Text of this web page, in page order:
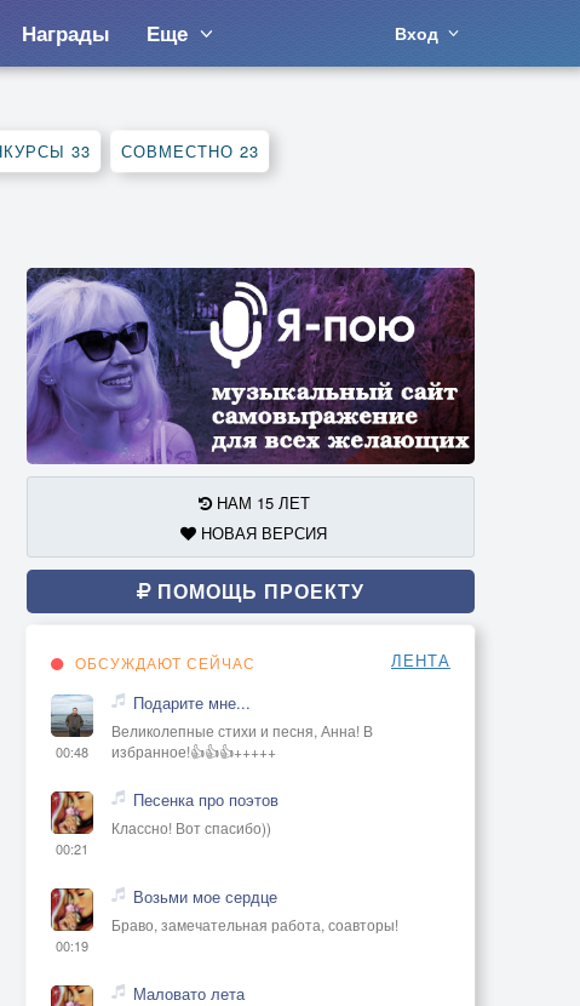
Награды Еще Вход
33 СОВМЕСТНО 23
НАМ 15 ЛЕТ
НОВАЯ ВЕРСИЯ
ПОМОЩЬ ПРОЕКТУ
ОБСУЖДАЮТ СЕЙЧАС ЛЕНТА
00:48
Подарите мне...
Великолепные стихи и песня, Анна! В
избранное!👍👍👍+++++
00:21
Песенка про поэтов
Классно! Вот спасибо))
00:19
Возьми мое сердце
Браво, замечательная работа, соавторы!
Маловато лета